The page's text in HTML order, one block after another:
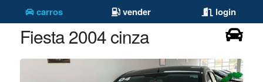
carros vender login
Fiesta 2004 cinza